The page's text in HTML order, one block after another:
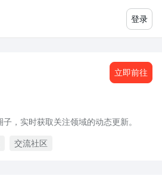
登录
立即前往
子，实时获取关注领域的动态更新。
交流社区